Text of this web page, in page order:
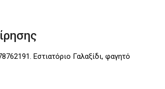
Εστιατόριο Γαλαξίδι, φαγητό